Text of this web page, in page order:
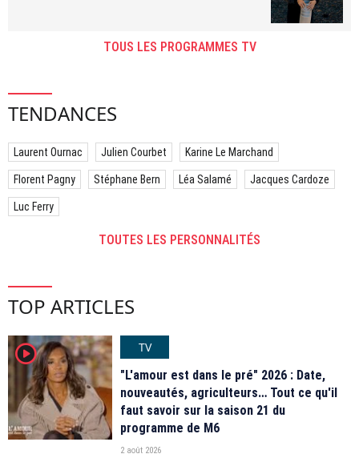
TOUS LES PROGRAMMES TV
TENDANCES
Laurent Ournac Julien Courbet Karine Le Marchand
Florent Pagny Stéphane Bern Léa Salamé Jacques Cardoze
Luc Ferry
TOUTES LES PERSONNALITÉS
TOP ARTICLES
player2
TV
"L'amour est dans le pré" 2026 : Date,
nouveautés, agriculteurs… Tout ce qu'il
faut savoir sur la saison 21 du
programme de M6
2 août 2026